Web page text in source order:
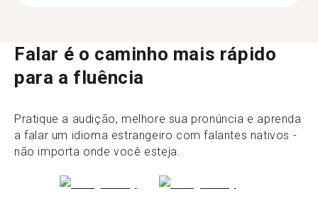
Falar é o caminho mais rápido
para a fluência
Pratique a audição, melhore sua pronúncia e aprenda
a falar um idioma estrangeiro com falantes nativos -
não importa onde você esteja.